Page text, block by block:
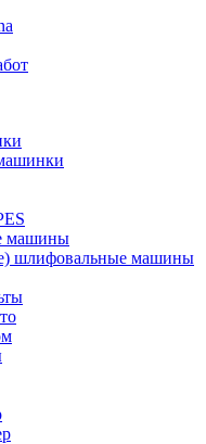
машины
шлифовальные машины